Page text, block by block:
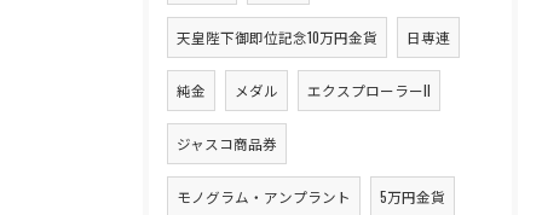
天皇陛下御即位記念10万円金貨 日専連
純金 メダル エクスプローラーII
ジャスコ商品券
モノグラム・アンプラント 5万円金貨